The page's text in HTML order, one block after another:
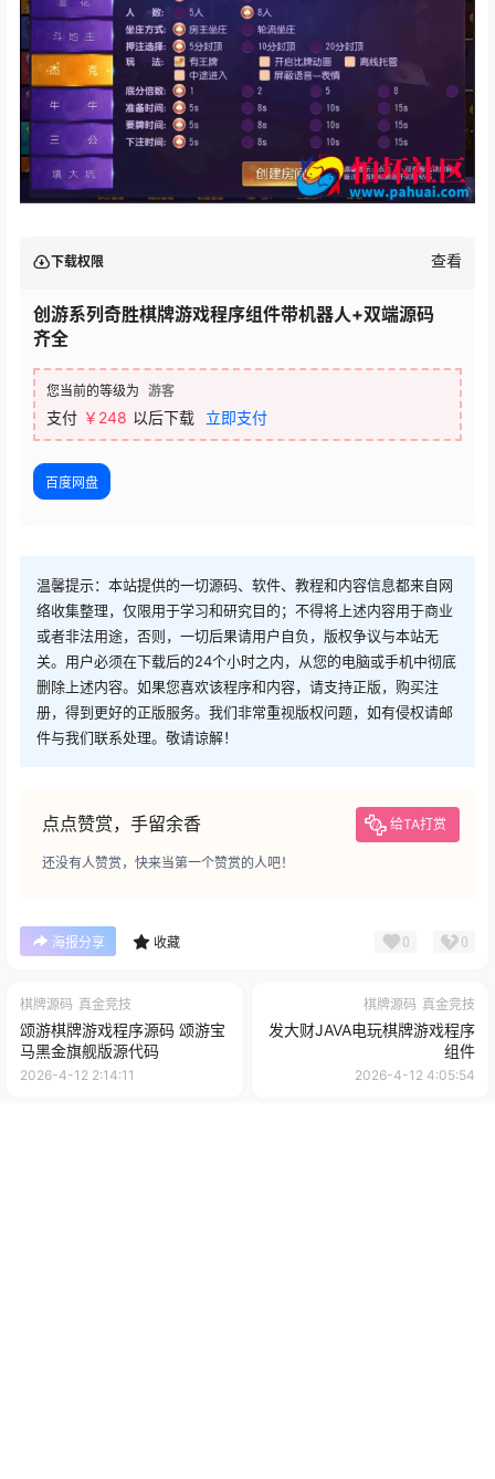
下载权限 查看
创游系列奇胜棋牌游戏程序组件带机器人+双端源码
齐全
您当前的等级为 游客
支付 ￥248 以后下载 立即支付
百度网盘
温馨提示：本站提供的一切源码、软件、教程和内容信息都来自网
络收集整理，仅限用于学习和研究目的；不得将上述内容用于商业
或者非法用途，否则，一切后果请用户自负，版权争议与本站无
关。用户必须在下载后的24个小时之内，从您的电脑或手机中彻底
删除上述内容。如果您喜欢该程序和内容，请支持正版，购买注
册，得到更好的正版服务。我们非常重视版权问题，如有侵权请邮
件与我们联系处理。敬请谅解！
点点赞赏，手留余香 给TA打赏
还没有人赞赏，快来当第一个赞赏的人吧！
海报分享 收藏 0 0
棋牌源码 真金竞技
颂游棋牌游戏程序源码 颂游宝
马黑金旗舰版源代码
2026-4-12 2:14:11
棋牌源码 真金竞技
发大财JAVA电玩棋牌游戏程序
组件
2026-4-12 4:05:54